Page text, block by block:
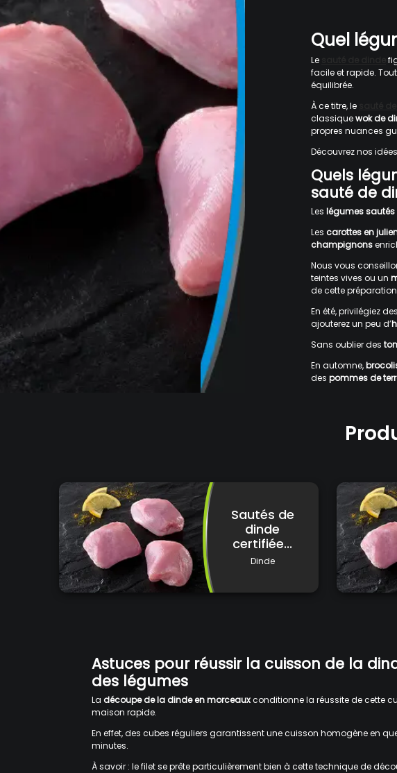
Quel
Le
facile et rapide.
équilibrée.
À ce titre, le
classiquewok de
propres nuances
Découvrez nos
Quels
sauté de
Les légumes sautés
Les carottes en
champignons
Nous vous
teintes vives ou un
de cette
En été, privilégiez des
ajouterez un peu d’
Sans oublier des
En automne,
des pommes de
Sautés de
dinde
certifiée...
Dinde
Astuces pour réussir la cuisson de la
des légumes
La découpe de la dinde en morceauxconditionne la réussite de cette
maison rapide.
En effet, des cubes réguliers garantissent une cuisson homogène en
minutes.
À savoir : le filet se prête particulièrement bien à cette technique de